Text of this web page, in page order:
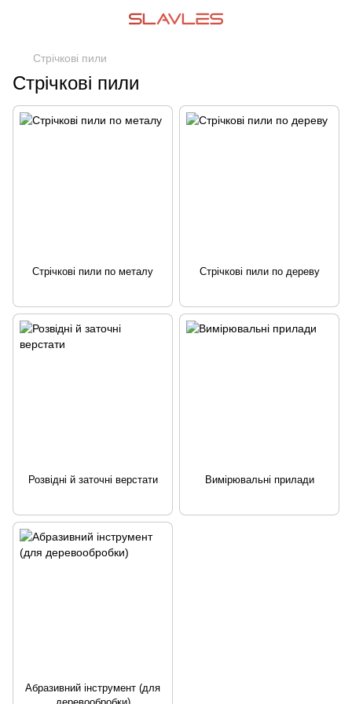
Стрічкові пили
Стрічкові пили
Стрічкові пили по металу Стрічкові пили по дереву
Розвідні й заточні верстати Вимірювальні прилади
Абразивний інструмент (для